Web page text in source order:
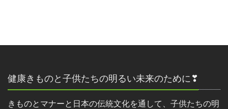
健康きものと子供たちの明るい未来のために❣
きものとマナーと日本の伝統文化を通して、子供たちの明